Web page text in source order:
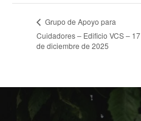
Grupo de Apoyo para
Cuidadores – Edificio VCS – 17
de diciembre de 2025